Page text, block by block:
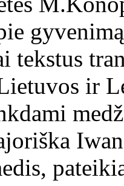
tekstus
ir